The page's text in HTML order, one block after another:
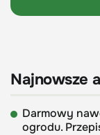
Najnowsze
Darmowy
ogrodu.